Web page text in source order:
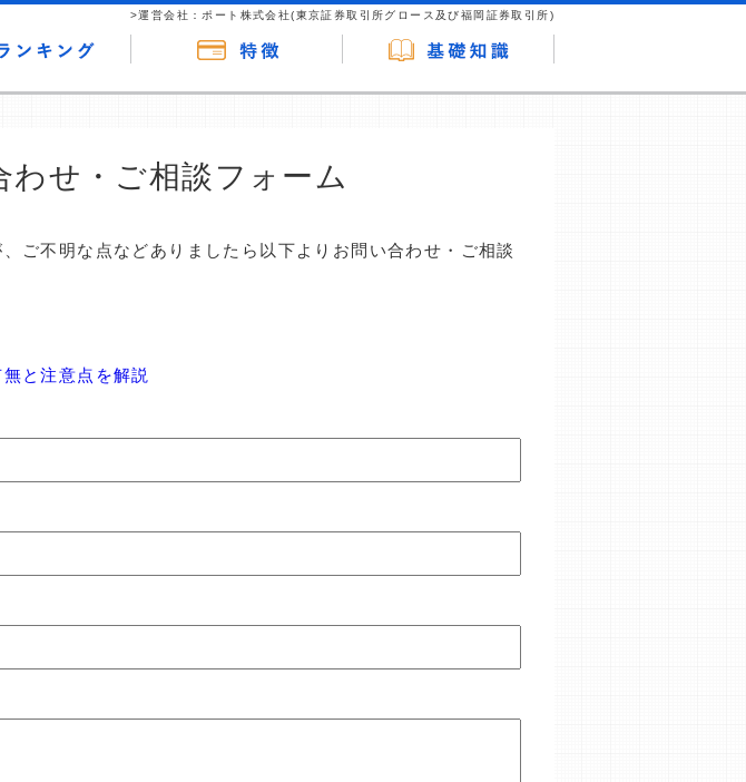
>運営会社：ポート株式会社(東京証券取引所グロース及び福岡証券取引所)
せ・ご相談フォーム
ご不明な点などありましたら以下よりお問い合わせ・ご相談
と注意点を解説